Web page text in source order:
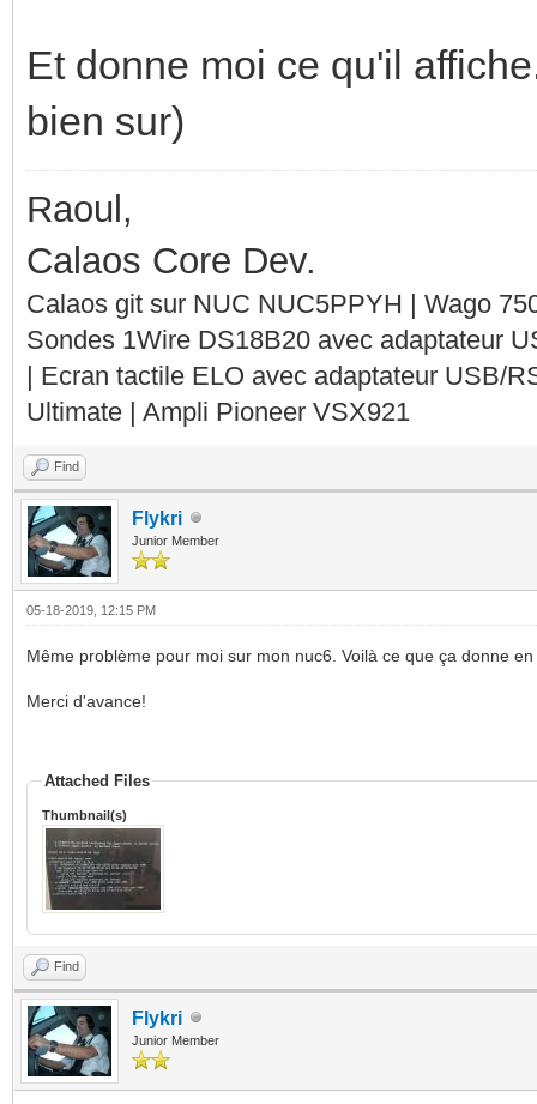
Et donne moi ce qu'il
bien sur)
Raoul,
Calaos Core Dev.
Calaos git sur NUC NUC5PPYH | Wago
Sondes 1Wire DS18B20 avec adaptateur
| Ecran tactile ELO avec adaptateur USB/
Ultimate | Ampli Pioneer VSX921
Find
Flykri
Junior Member
05-18-2019, 12:15 PM
Même problème pour moi sur mon nuc6. Voilà ce que ça donne
Merci d'avance!
Attached Files
Thumbnail(s)
Find
Flykri
Junior Member